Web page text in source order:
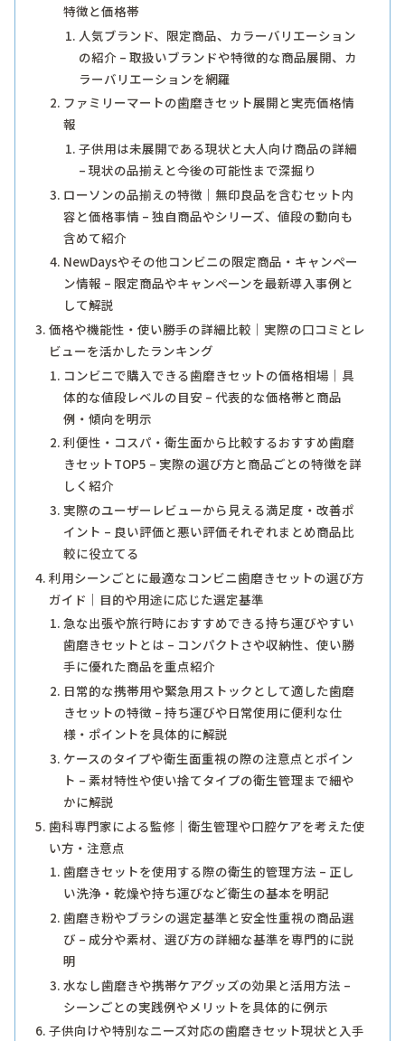
特徴と価格帯
人気ブランド、限定商品、カラーバリエーション
の紹介 – 取扱いブランドや特徴的な商品展開、カ
ラーバリエーションを網羅
ファミリーマートの歯磨きセット展開と実売価格情
報
子供用は未展開である現状と大人向け商品の詳細
– 現状の品揃えと今後の可能性まで深掘り
ローソンの品揃えの特徴｜無印良品を含むセット内
容と価格事情 – 独自商品やシリーズ、値段の動向も
含めて紹介
NewDaysやその他コンビニの限定商品・キャンペー
ン情報 – 限定商品やキャンペーンを最新導入事例と
して解説
価格や機能性・使い勝手の詳細比較｜実際の口コミとレ
ビューを活かしたランキング
コンビニで購入できる歯磨きセットの価格相場｜具
体的な値段レベルの目安 – 代表的な価格帯と商品
例・傾向を明示
利便性・コスパ・衛生面から比較するおすすめ歯磨
きセットTOP5 – 実際の選び方と商品ごとの特徴を詳
しく紹介
実際のユーザーレビューから見える満足度・改善ポ
イント – 良い評価と悪い評価それぞれまとめ商品比
較に役立てる
利用シーンごとに最適なコンビニ歯磨きセットの選び方
ガイド｜目的や用途に応じた選定基準
急な出張や旅行時におすすめできる持ち運びやすい
歯磨きセットとは – コンパクトさや収納性、使い勝
手に優れた商品を重点紹介
日常的な携帯用や緊急用ストックとして適した歯磨
きセットの特徴 – 持ち運びや日常使用に便利な仕
様・ポイントを具体的に解説
ケースのタイプや衛生面重視の際の注意点とポイン
ト – 素材特性や使い捨てタイプの衛生管理まで細や
かに解説
歯科専門家による監修｜衛生管理や口腔ケアを考えた使
い方・注意点
歯磨きセットを使用する際の衛生的管理方法 – 正し
い洗浄・乾燥や持ち運びなど衛生の基本を明記
歯磨き粉やブラシの選定基準と安全性重視の商品選
び – 成分や素材、選び方の詳細な基準を専門的に説
明
水なし歯磨きや携帯ケアグッズの効果と活用方法 –
シーンごとの実践例やメリットを具体的に例示
子供向けや特別なニーズ対応の歯磨きセット現状と入手